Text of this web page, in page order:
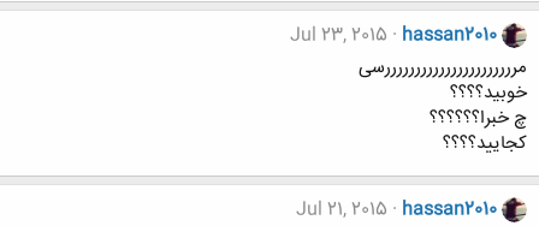
hassan2010
Jul 23, 2015
مررررررررررررررررررررررسی
خوبید؟؟؟؟
چ خبرا؟؟؟؟؟؟
کجایید؟؟؟؟
hassan2010
Jul 21, 2015